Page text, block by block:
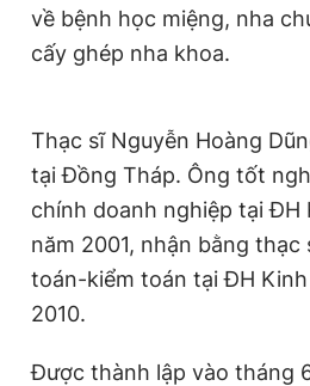
về bệnh học miệng, nha
cấy ghép nha khoa.
Thạc sĩ Nguyễn Hoàng
tại Đồng Tháp. Ông tốt
chính doanh nghiệp tại ĐH
năm 2001, nhận bằng
toán-kiểm toán tại ĐH Kinh
2010.
Được thành lập vào tháng